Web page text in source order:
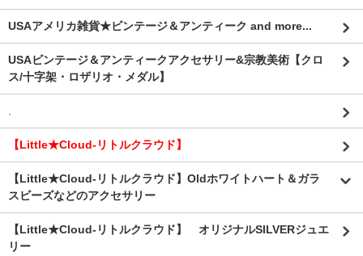
USAアメリカ雑貨★ビンテージ＆アンティーク and more...
USAビンテージ＆アンティークアクセサリー&宗教美術【クロ
ス/十字架・ロザリオ・メダル】
.
【Little★Cloud-リトルクラウド】
【Little★Cloud-リトルクラウド】Oldホワイトハート＆ガラ
スビーズなどのアクセサリー
【Little★Cloud-リトルクラウド】 オリジナルSILVERジュエ
リー